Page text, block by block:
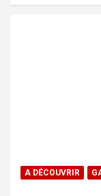
A DÉCOUVRIR